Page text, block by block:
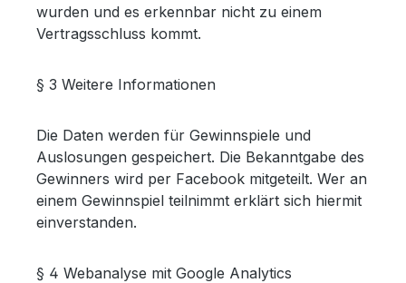
wurden und es erkennbar nicht zu einem
Vertragsschluss kommt.
§ 3 Weitere Informationen
Die Daten werden für Gewinnspiele und
Auslosungen gespeichert. Die Bekanntgabe des
Gewinners wird per Facebook mitgeteilt. Wer an
einem Gewinnspiel teilnimmt erklärt sich hiermit
einverstanden.
§ 4 Webanalyse mit Google Analytics